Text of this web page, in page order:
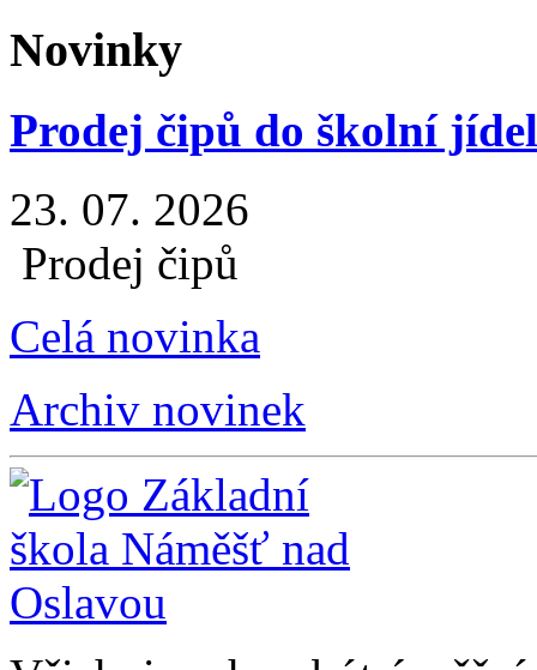
Novinky
Prodej čipů do školní
23. 07. 2026
Prodej čipů
Celá novinka
Archiv novinek